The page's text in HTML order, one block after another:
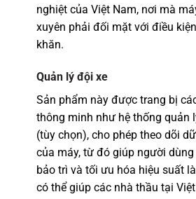
nghiệt của Việt Nam, nơi mà
xuyên phải đối mặt với điều
khăn.
Quản lý đội xe
Sản phẩm này được trang bị
thông minh như hệ thống quản
(tùy chọn), cho phép theo dõi
của máy, từ đó giúp người dùng
bảo trì và tối ưu hóa hiệu suất
có thể giúp các nhà thầu tại